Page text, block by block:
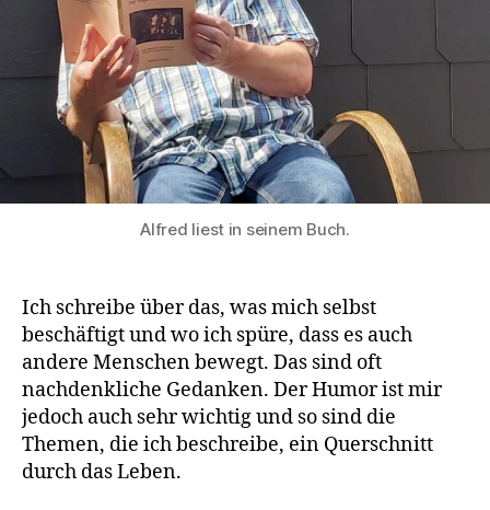
Alfred liest in seinem Buch.
Ich schreibe über das, was mich selbst
beschäftigt und wo ich spüre, dass es auch
andere Menschen bewegt. Das sind oft
nachdenkliche Gedanken. Der Humor ist mir
jedoch auch sehr wichtig und so sind die
Themen, die ich beschreibe, ein Querschnitt
durch das Leben.